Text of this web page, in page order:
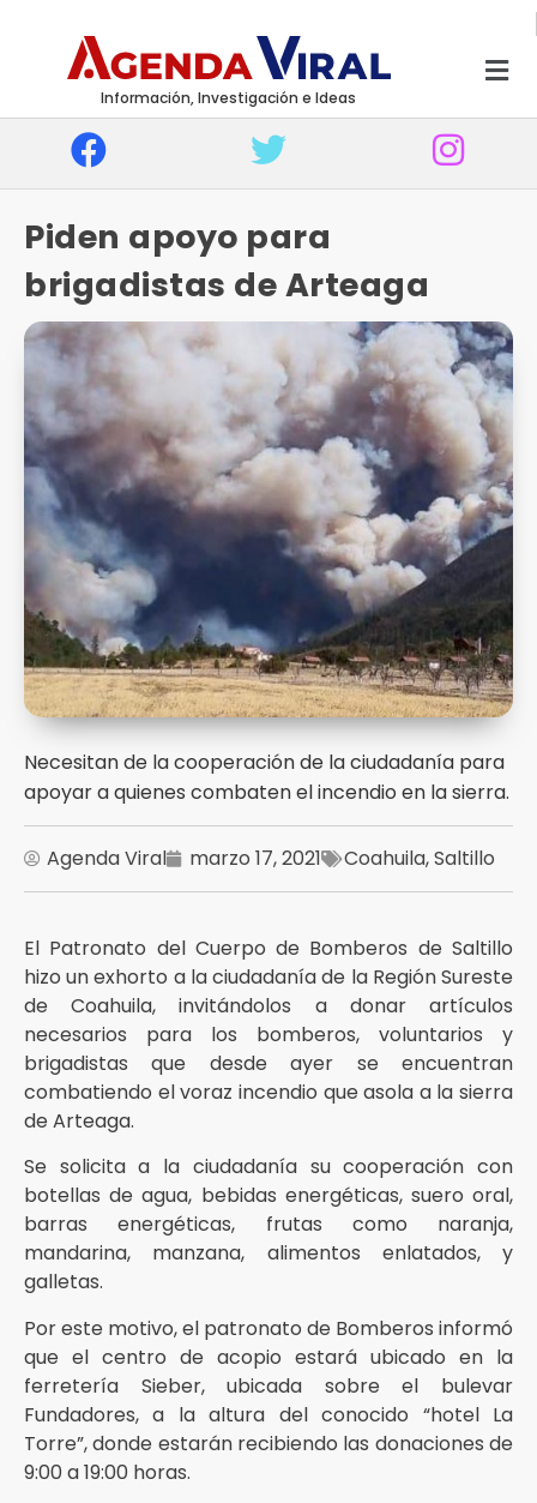
Información, Investigación e Ideas
Piden apoyo para
brigadistas de Arteaga
Necesitan de la cooperación de la ciudadanía para
apoyar a quienes combaten el incendio en la sierra.
Agenda Viral marzo 17, 2021 Coahuila,Saltillo
El Patronato del Cuerpo de Bomberos de Saltillo
hizo un exhorto a la ciudadanía de la Región Sureste
de Coahuila, invitándolos a donar artículos
necesarios para los bomberos, voluntarios y
brigadistas que desde ayer se encuentran
combatiendo el voraz incendio que asola a la sierra
de Arteaga.
Se solicita a la ciudadanía su cooperación con
botellas de agua, bebidas energéticas, suero oral,
barras energéticas, frutas como naranja,
mandarina, manzana, alimentos enlatados, y
galletas.
Por este motivo, el patronato de Bomberos informó
que el centro de acopio estará ubicado en la
ferretería Sieber, ubicada sobre el bulevar
Fundadores, a la altura del conocido “hotel La
Torre”, donde estarán recibiendo las donaciones de
9:00 a 19:00 horas.